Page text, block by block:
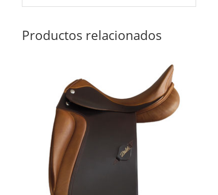
Productos relacionados